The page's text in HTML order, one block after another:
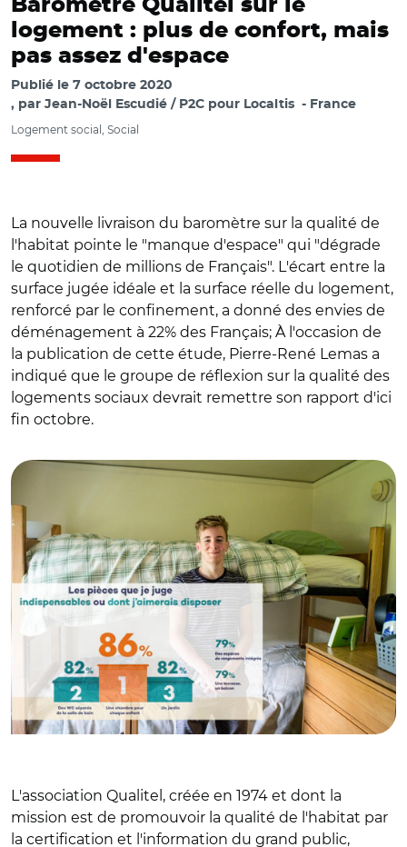
Baromètre Qualitel sur le
logement : plus de confort, mais
pas assez d'espace
Publié le 7 octobre 2020
par Jean-Noël Escudié / P2C pour Localtis France
Logement social, Social
La nouvelle livraison du baromètre sur la qualité de
l'habitat pointe le "manque d'espace" qui "dégrade
le quotidien de millions de Français". L'écart entre la
surface jugée idéale et la surface réelle du logement,
renforcé par le confinement, a donné des envies de
déménagement à 22% des Français; À l'occasion de
la publication de cette étude, Pierre-René Lemas a
indiqué que le groupe de réflexion sur la qualité des
logements sociaux devrait remettre son rapport d'ici
fin octobre.
L'association Qualitel, créée en 1974 et dont la
mission est de promouvoir la qualité de l'habitat par
la certification et l'information du grand public,